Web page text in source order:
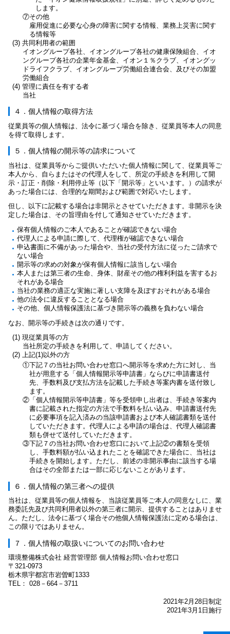
します。
⑦その他
雇用促進に必要な心身の障害に関する情報、業務上災害に関す
る情報等
(3) 共同利用者の範囲
イオングループ各社、イオングループ各社の健康保険組合、イオ
ングループ各社の企業年金基金、イオン１％クラブ、イオングッ
ドライフクラブ、イオングループ労働組合連合会、及びその加盟
労働組合
(4) 管理に責任を有する者
当社
４．個人情報の取得方法
従業員等の個人情報は、法令に基づく場合を除き、従業員等本人の同意
を得て取得します。
５．個人情報の開示等の請求について
当社は、従業員等からご提供いただいた個人情報に関して、従業員等ご
本人から、自らまたはその代理人をして、所定の手続きを利用して開
示・訂正・削除・利用停止等（以下「開示等」といいます。）の請求が
あった場合には、合理的な期間および範囲で対応いたします。
但し、以下に記載する場合は非開示とさせていただきます。非開示を決
定した場合は、その旨理由を付して通知させていただきます。
保有個人情報のご本人であることが確認できない場合
代理人による申請に際して、代理権が確認できない場合
申込書面に不備があった場合や、当社の受付方法に従ったご請求で
ない場合
開示等の求めの対象が保有個人情報に該当しない場合
本人または第三者の生命、身体、財産その他の権利利益を害するお
それがある場合
当社の業務の適正な実施に著しい支障を及ぼすおそれがある場合
他の法令に違反することとなる場合
その他、個人情報保護法に基づき開示等の義務を負わない場合
なお、開示等の手続きは次の通りです。
(1) 現従業員等の方
当社所定の手続きを利用して、申請してください。
(2) 上記(1)以外の方
①下記７の当社お問い合わせ窓口へ開示等を求めた方に対し、当
社が用意する「個人情報開示等申請書」ならびに申請書送付
先、手数料及び支払方法を記載した手続き等案内書を送付致し
ます。
②「個人情報開示等申請書」等を受領申し出者は、手続き等案内
書に記載された指定の方法で手数料を払い込み、申請書送付先
に必要事項を記入済みの当該申請書および本人確認書類を送付
していただきます。代理人による申請の場合は、代理人確認書
類も併せて送付していただきます。
③下記７の当社お問い合わせ窓口において上記②の書類を受領
し、手数料額が払い込まれたことを確認できた場合に、当社は
手続きを開始します。ただし、前述の非開示事由に該当する場
合はその全部または一部に応じないことがあります。
６．個人情報の第三者への提供
当社は、従業員等の個人情報を、当該従業員等ご本人の同意なしに、業
務委託先及び共同利用者以外の第三者に開示、提供することはありませ
ん。ただし、法令に基づく場合その他個人情報保護法に定める場合は、
この限りではありません。
７．個人情報の取扱いについてのお問い合わせ
環境整備株式会社 経営管理部 個人情報お問い合わせ窓口
〒321-0973
栃木県宇都宮市岩曽町1333
TEL： 028－664－3711
2021年2月28日制定
2021年3月1日施行